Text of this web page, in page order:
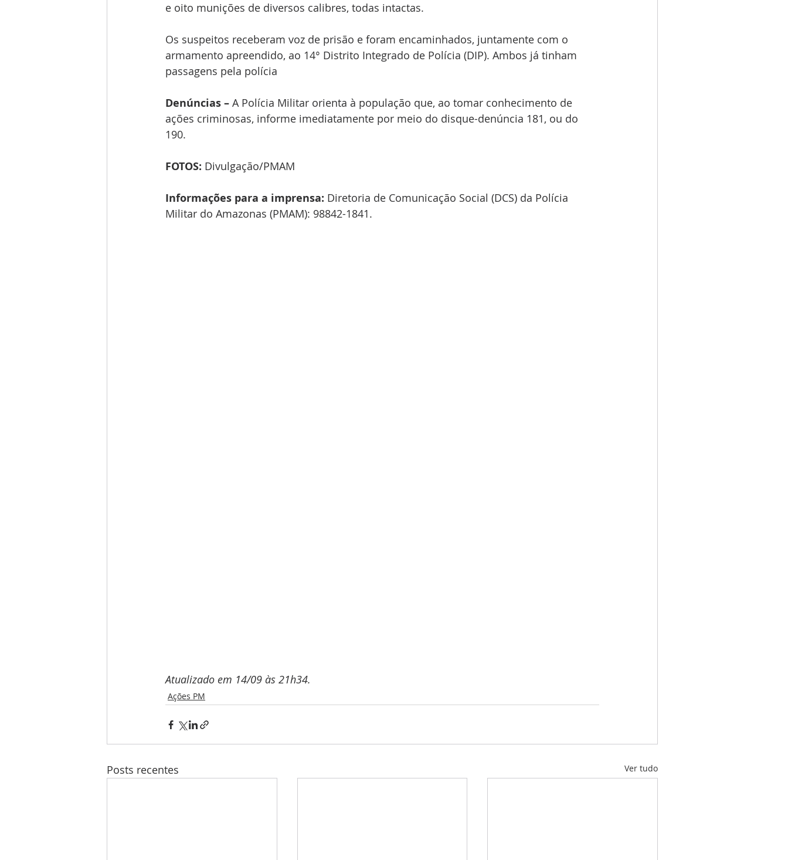
e oito munições de diversos calibres, todas intactas.
Os suspeitos receberam voz de prisão e foram encaminhados, juntamente com o
armamento apreendido, ao 14° Distrito Integrado de Polícia (DIP). Ambos já tinham
passagens pela polícia
Denúncias – A Polícia Militar orienta à população que, ao tomar conhecimento de
ações criminosas, informe imediatamente por meio do disque-denúncia 181, ou do
190.
FOTOS: Divulgação/PMAM
Informações para a imprensa: Diretoria de Comunicação Social (DCS) da Polícia
Militar do Amazonas (PMAM): 98842-1841.
Atualizado em 14/09 às 21h34.
Ações PM
Posts recentes Ver tudo